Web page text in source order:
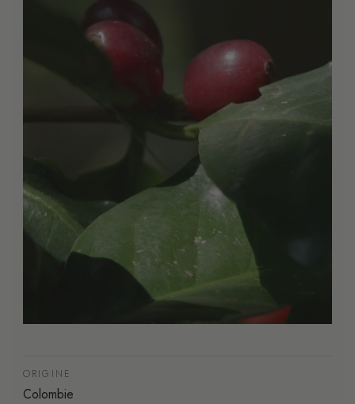
ORIGINE
Colombie